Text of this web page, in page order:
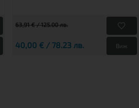
63,91 € / 125.00 лв.
40,00 € / 78.23 лв. Виж